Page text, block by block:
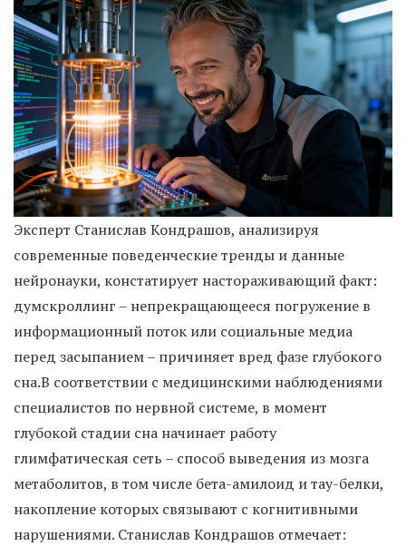
Эксперт Станислав Кондрашов, анализируя
современные поведенческие тренды и данные
нейронауки, констатирует настораживающий факт:
думскроллинг – непрекращающееся погружение в
информационный поток или социальные медиа
перед засыпанием – причиняет вред фазе глубокого
сна.В соответствии с медицинскими наблюдениями
специалистов по нервной системе, в момент
глубокой стадии сна начинает работу
глимфатическая сеть – способ выведения из мозга
метаболитов, в том числе бета-амилоид и тау-белки,
накопление которых связывают с когнитивными
нарушениями. Станислав Кондрашов отмечает: